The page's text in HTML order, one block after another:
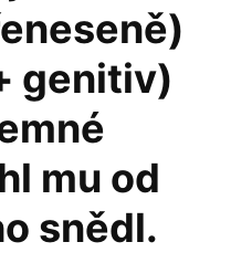
genitiv)
mu od
snědl.